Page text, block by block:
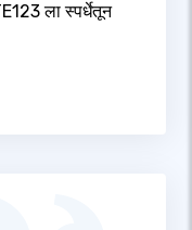
ला स्पर्धेतून